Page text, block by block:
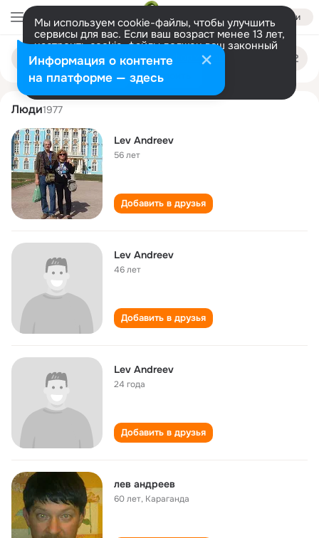
Войти
Мы используем cookie-файлы, чтобы улучшить
сервисы для вас. Если ваш возраст менее 13 лет,
настроить cookie-файлы должен ваш законный
представитель. Больше информации
Разрешить все Настроить
Поиск
людям
lev andreev
Люди1977
Lev Andreev
56 лет
Добавить в друзья
Lev Andreev
46 лет
Добавить в друзья
Lev Andreev
24 года
Добавить в друзья
лев андреев
60 лет, Караганда
Информация о контенте
на платформе — здесь